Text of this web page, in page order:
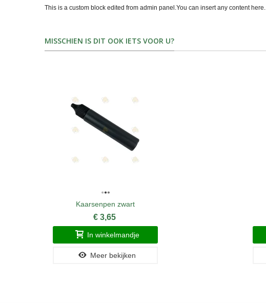
This is a custom block edited from admin panel.You can insert any content here.
MISSCHIEN IS DIT OOK IETS VOOR U?
Kaarsenpen zwart
€ 3,65
In winkelmandje
Meer bekijken